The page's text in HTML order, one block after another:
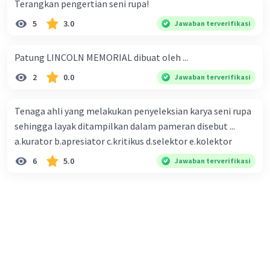
Terangkan pengertian seni rupa!
5 3.0 Jawaban terverifikasi
Patung LINCOLN MEMORIAL dibuat oleh ...
2 0.0 Jawaban terverifikasi
Tenaga ahli yang melakukan penyeleksian karya seni rupa
sehingga layak ditampilkan dalam pameran disebut ...
a.kurator b.apresiator c.kritikus d.selektor e.kolektor
6 5.0 Jawaban terverifikasi